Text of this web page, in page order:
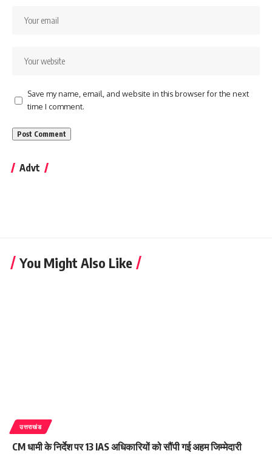
Save my name, email, and website in this browser for the next
time I comment.
Advt
You Might Also Like
उत्तराखंड
CM धामी के निर्देश पर 13 IAS अधिकारियों को सौंपी गई अहम जिम्मेदारी